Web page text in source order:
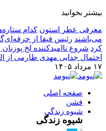
بیشتر بخوانید
معرفی عطر استون کدام
می‌باشند رئیس فیفا از
کرد شروع ناامیدکننده لخ
احتمال جدایی مهدی طارمی
۱۷ مرداد ۱۴۰۵
صفحه اصلی
فشن
شیوه زندگی
شیوه زندگی